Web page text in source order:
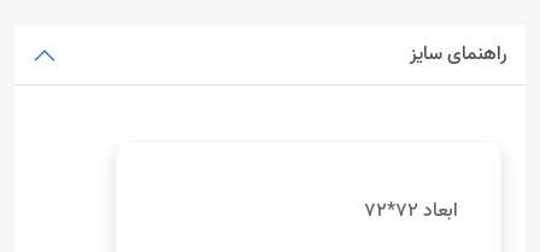
راهنمای سایز
ابعاد 72*72